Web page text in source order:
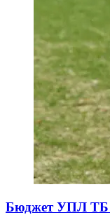
Бюджет УПЛ ТБ